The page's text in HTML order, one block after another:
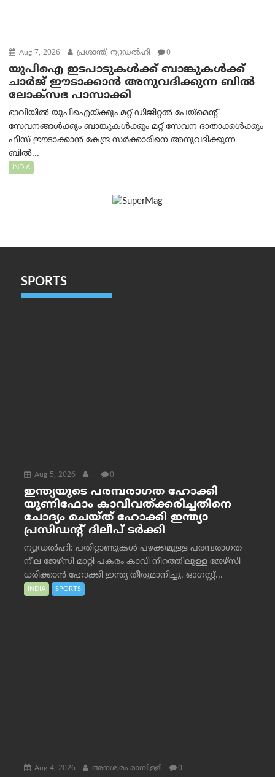
Aug 7, 2026 പ്രശാന്ത്, ന്യൂഡല്‍ഹി 0
യുപിഐ ഇടപാടുകൾക്ക് ബാങ്കുകൾക്ക്
ചാർജ് ഈടാക്കാൻ അനുവദിക്കുന്ന ബിൽ
ലോക്‌സഭ പാസാക്കി
ഭാവിയിൽ യുപിഐയ്ക്കും മറ്റ് ഡിജിറ്റൽ പേയ്‌മെന്റ്
സേവനങ്ങൾക്കും ബാങ്കുകൾക്കും മറ്റ് സേവന ദാതാക്കൾക്കും
ഫീസ് ഈടാക്കാൻ കേന്ദ്ര സർക്കാരിനെ അനുവദിക്കുന്ന
ബിൽ...
INDIA
SPORTS
Aug 5, 2026 . 0
ഇന്ത്യയുടെ പരമ്പരാഗത ഹോക്കി
യൂണിഫോം കാവിവത്ക്കരിച്ചതിനെ
ചോദ്യം ചെയ്ത് ഹോക്കി ഇന്ത്യാ
പ്രസിഡന്റ് ദിലീപ് ടര്‍ക്കി
ന്യൂഡൽഹി: പതിറ്റാണ്ടുകൾ പഴക്കമുള്ള പരമ്പരാഗത
നീല ജേഴ്‌സി മാറ്റി പകരം കാവി നിറത്തിലുള്ള ജേഴ്‌സി
ധരിക്കാൻ ഹോക്കി ഇന്ത്യ തീരുമാനിച്ചു. ഓഗസ്റ്റ്...
INDIA SPORTS
Aug 4, 2026 അനശ്വരം മാമ്പിള്ളി 0